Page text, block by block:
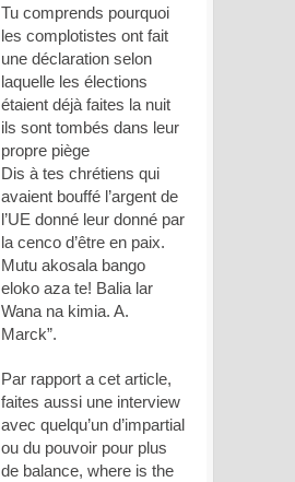
Tu comprends pourquoi
les complotistes ont fait
une déclaration selon
laquelle les élections
étaient déjà faites la nuit
ils sont tombés dans leur
propre piège
Dis à tes chrétiens qui
avaient bouffé l’argent de
l’UE donné leur donné par
la cenco d’être en paix.
Mutu akosala bango
eloko aza te! Balia lar
Wana na kimia. A.
Marck”.
Par rapport a cet article,
faites aussi une interview
avec quelqu’un d’impartial
ou du pouvoir pour plus
de balance, where is the